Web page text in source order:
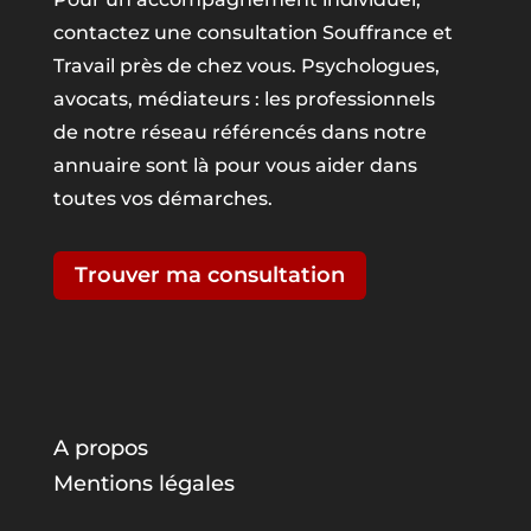
contactez une consultation Souffrance et
Travail près de chez vous. Psychologues,
avocats, médiateurs : les professionnels
de notre réseau référencés dans notre
annuaire sont là pour vous aider dans
toutes vos démarches.
Trouver ma consultation
A propos
Mentions légales